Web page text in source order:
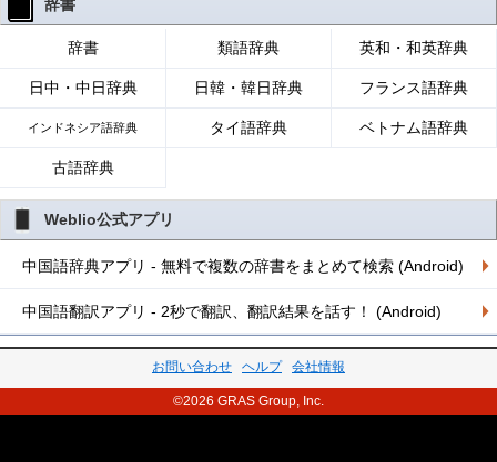
辞書
辞書 類語辞典 英和・和英辞典
日中・中日辞典 日韓・韓日辞典 フランス語辞典
インドネシア語辞典 タイ語辞典 ベトナム語辞典
古語辞典
Weblio公式アプリ
中国語辞典アプリ - 無料で複数の辞書をまとめて検索 (Android)
中国語翻訳アプリ - 2秒で翻訳、翻訳結果を話す！ (Android)
お問い合わせ ヘルプ 会社情報
©2026 GRAS Group, Inc.